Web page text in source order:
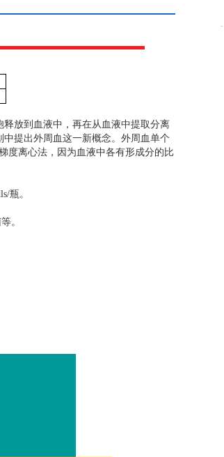
放到血液中，再在从血液中提取分离
提出外周血这一新概念。外周血单个
度离心法，因为血液中各有形成分的比
瓶。
。